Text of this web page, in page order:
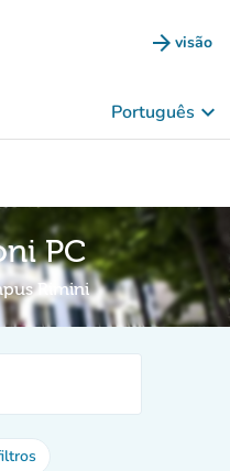
arrow_forward visão
(novo
Português keyboard_arrow_down
PC
Rimini